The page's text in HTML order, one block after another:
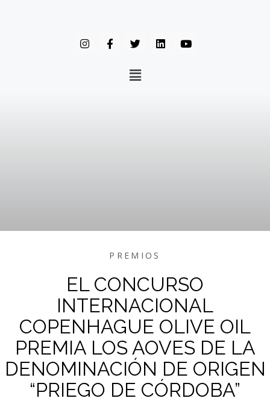
PREMIOS
EL CONCURSO
INTERNACIONAL
COPENHAGUE OLIVE OIL
PREMIA LOS AOVES DE LA
DENOMINACIÓN DE ORIGEN
“PRIEGO DE CÓRDOBA”